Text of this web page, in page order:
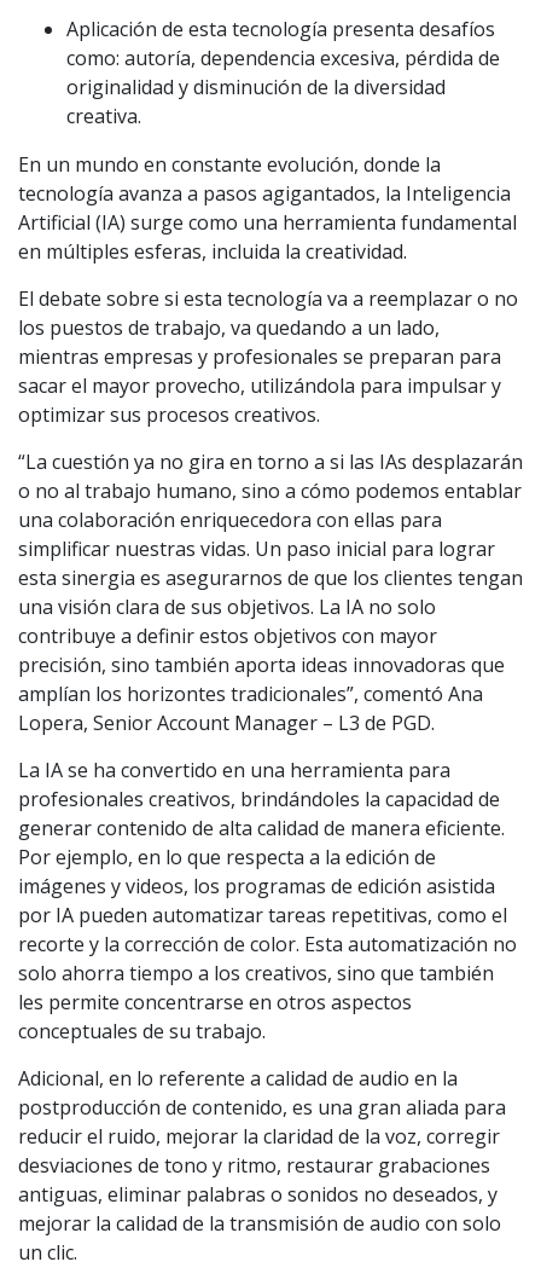
Aplicación de esta tecnología presenta desafíos
como: autoría, dependencia excesiva, pérdida de
originalidad y disminución de la diversidad
creativa.
En un mundo en constante evolución, donde la
tecnología avanza a pasos agigantados, la Inteligencia
Artificial (IA) surge como una herramienta fundamental
en múltiples esferas, incluida la creatividad.
El debate sobre si esta tecnología va a reemplazar o no
los puestos de trabajo, va quedando a un lado,
mientras empresas y profesionales se preparan para
sacar el mayor provecho, utilizándola para impulsar y
optimizar sus procesos creativos.
“La cuestión ya no gira en torno a si las IAs desplazarán
o no al trabajo humano, sino a cómo podemos entablar
una colaboración enriquecedora con ellas para
simplificar nuestras vidas. Un paso inicial para lograr
esta sinergia es asegurarnos de que los clientes tengan
una visión clara de sus objetivos. La IA no solo
contribuye a definir estos objetivos con mayor
precisión, sino también aporta ideas innovadoras que
amplían los horizontes tradicionales”, comentó Ana
Lopera, Senior Account Manager – L3 de PGD.
La IA se ha convertido en una herramienta para
profesionales creativos, brindándoles la capacidad de
generar contenido de alta calidad de manera eficiente.
Por ejemplo, en lo que respecta a la edición de
imágenes y videos, los programas de edición asistida
por IA pueden automatizar tareas repetitivas, como el
recorte y la corrección de color. Esta automatización no
solo ahorra tiempo a los creativos, sino que también
les permite concentrarse en otros aspectos
conceptuales de su trabajo.
Adicional, en lo referente a calidad de audio en la
postproducción de contenido, es una gran aliada para
reducir el ruido, mejorar la claridad de la voz, corregir
desviaciones de tono y ritmo, restaurar grabaciones
antiguas, eliminar palabras o sonidos no deseados, y
mejorar la calidad de la transmisión de audio con solo
un clic.